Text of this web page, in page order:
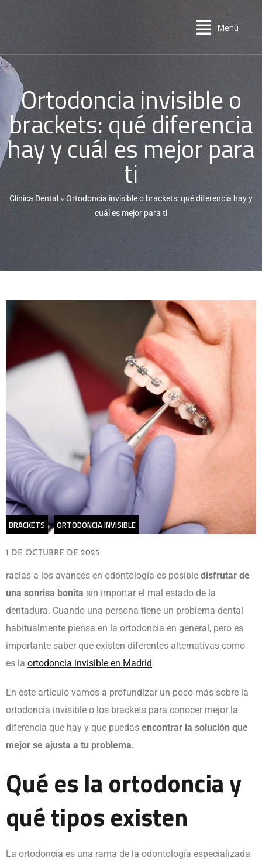
Menú
Ortodoncia invisible o
brackets: qué diferencia
hay y cuál es mejor para
ti
Clínica Dental » Ortodoncia invisible o brackets: qué diferencia hay y
cuál es mejor para ti
BRACKETS ORTODONCIA INVISIBLE
1 DE OCTUBRE DE 2025
racias a los avances en odontología es posible disfrutar de
una sonrisa bonita sin importar el mal estado de la
dentadura. Cuando una persona tiene un problema dental
habitualmente piensa en la ortodoncia en general, pero es
importante saber que existen diferentes alternativas como
es la ortodoncia invisible en Madrid.
En este artículo vamos a profundizar un poco más sobre la
ortodoncia invisible o los brackets para conocer mejor la
diferencia que hay y que puedas encontrar la solución que
mejor se ajusta a tu problema.
Qué es la ortodoncia y
qué tipos existen
La ortodoncia es una rama de la odontología especializada